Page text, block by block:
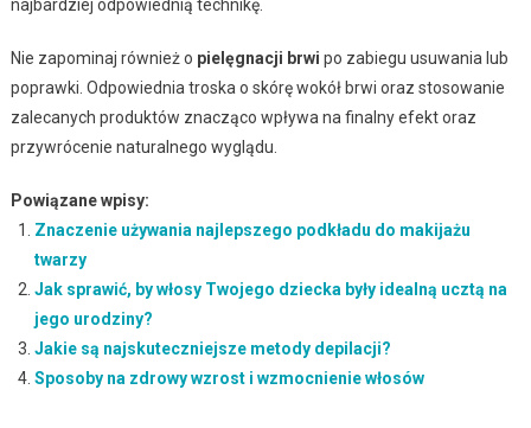
najbardziej odpowiednią technikę.
Nie zapominaj również o pielęgnacji brwi po zabiegu usuwania lub
poprawki. Odpowiednia troska o skórę wokół brwi oraz stosowanie
zalecanych produktów znacząco wpływa na finalny efekt oraz
przywrócenie naturalnego wyglądu.
Powiązane wpisy:
Znaczenie używania najlepszego podkładu do makijażu
twarzy
Jak sprawić, by włosy Twojego dziecka były idealną ucztą na
jego urodziny?
Jakie są najskuteczniejsze metody depilacji?
Sposoby na zdrowy wzrost i wzmocnienie włosów